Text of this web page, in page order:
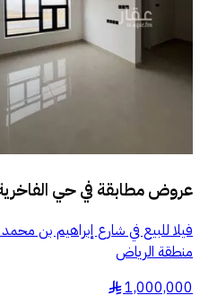
عروض مطابقة فيحي
فيلا للبيع في شارع إبراهيم بن
منطقة الرياض
1,000,000
§